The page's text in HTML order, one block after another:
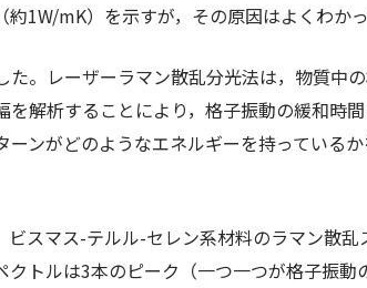
1W/mK）を示すが，その原因はよくわかっ
。レーザーラマン散乱分光法は，物質中
解析することにより，格子振動の緩和時
ンがどのようなエネルギーを持っている
スマス-テルル-セレン系材料のラマン散乱
トルは3本のピーク（一つ一つが格子振動